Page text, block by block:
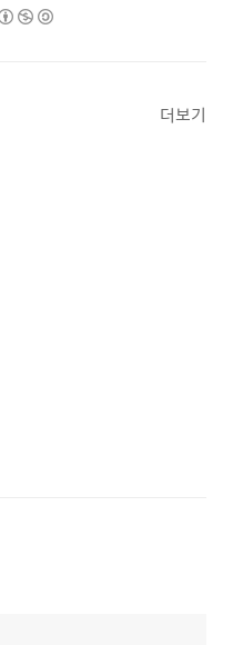
더보기